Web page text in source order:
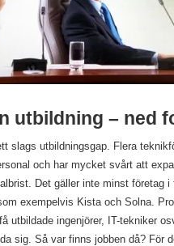
utbildning – ned
slags utbildningsgap. Flera
och har mycket svårt att
Det gäller inte minst företag i
exempelvis Kista och Solna.
utbildade ingenjörer, IT-tekniker
sig. Så var finns jobben då? För